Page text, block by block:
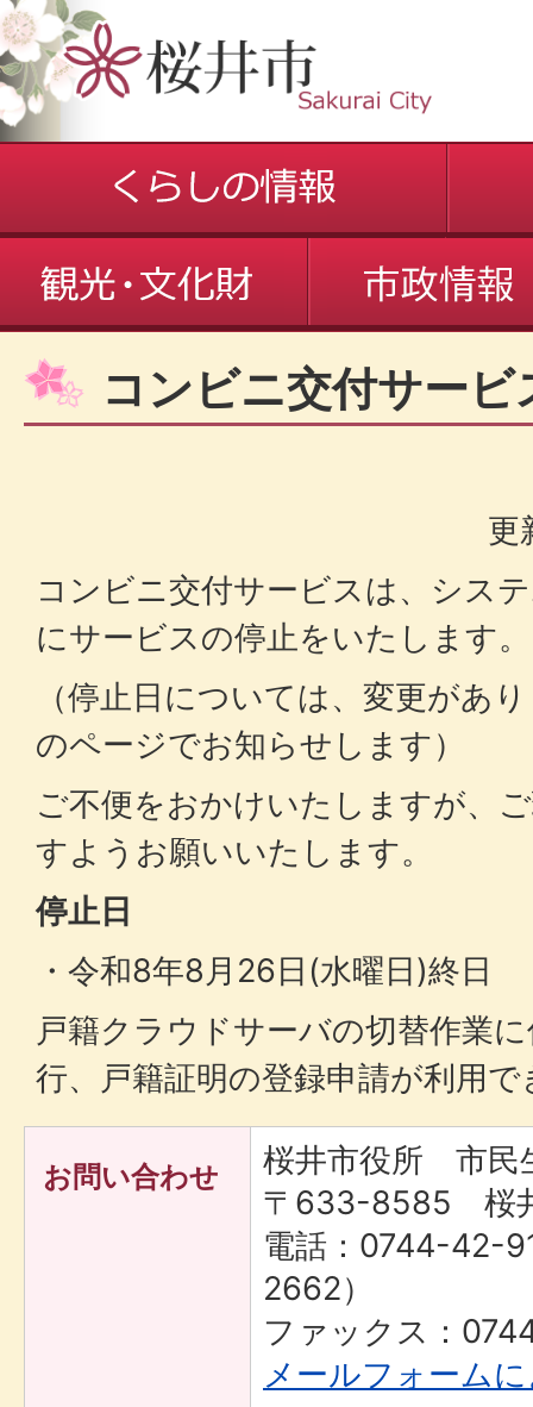
コンビニ交付サー
更
コンビニ交付サービスは、シス
にサービスの停止をいたします。
（停止日については、変更があ
のページでお知らせします）
ご不便をおかけいたしますが、
すようお願いいたします。
停止日
・令和8年8月26日(水曜日)終日
戸籍クラウドサーバの切替作業
行、戸籍証明の登録申請が利用
お問い合わせ
桜井市役所 市
〒633-8585 桜
電話：0744-42-
2662）
ファックス：
メールフォーム